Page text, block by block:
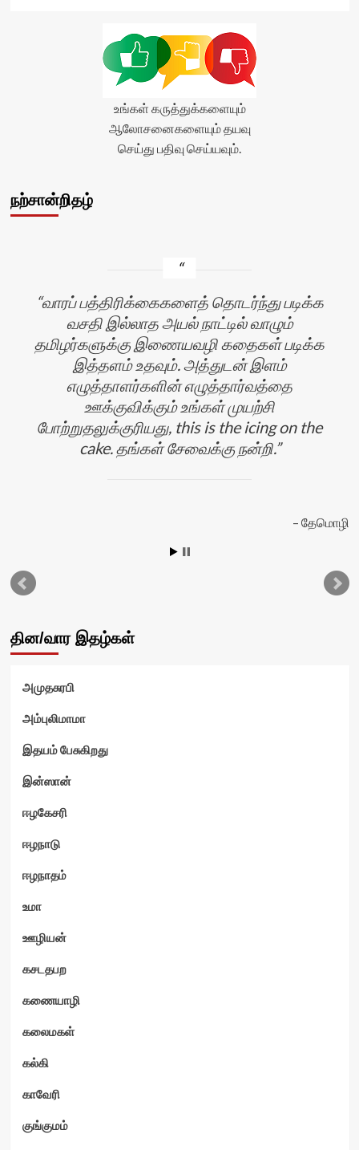
உங்கள் கருத்துக்களையும்
ஆலோசனைகளையும் தயவு
செய்து பதிவு செய்யவும்.
நற்சான்றிதழ்
வாரப் பத்திரிக்கைகளைத் தொடர்ந்து படிக்க
வசதி இல்லாத அயல் நாட்டில் வாழும்
தமிழர்களுக்கு இணையவழி கதைகள் படிக்க
இத்தளம் உதவும். அத்துடன் இளம்
எழுத்தாளர்களின் எழுத்தார்வத்தை
ஊக்குவிக்கும் உங்கள் முயற்சி
போற்றுதலுக்குரியது, this is the icing on the
cake. தங்கள் சேவைக்கு நன்றி.
தேமொழி
தின/வார இதழ்கள்
அமுதசுரபி
அம்புலிமாமா
இதயம் பேசுகிறது
இன்ஸான்
ஈழகேசரி
ஈழநாடு
ஈழநாதம்
உமா
ஊழியன்
கசடதபற
கணையாழி
கலைமகள்
கல்கி
காவேரி
குங்குமம்